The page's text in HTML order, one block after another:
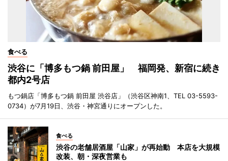
食べる
渋谷に「博多もつ鍋 前田屋」 福岡発、新宿に続き
都内2号店
もつ鍋店「博多もつ鍋 前田屋 渋谷店」（渋谷区神南1、TEL 03-5593-
0734）が7月19日、渋谷・神宮通りにオープンした。
食べる
渋谷の老舗居酒屋「山家」が再始動 本店を大規模
改装、朝・深夜営業も